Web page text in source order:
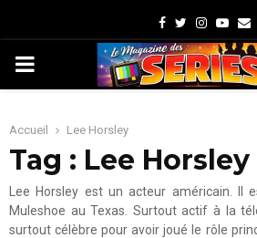
Facebook
TwitterInstagram
PRIMARY
Accueil Lee Horsley
Tag : Lee Horsley
Lee Horsley est un acteur américain. Il
Muleshoe au Texas. Surtout actif à la
surtout célèbre pour avoir joué le rôle